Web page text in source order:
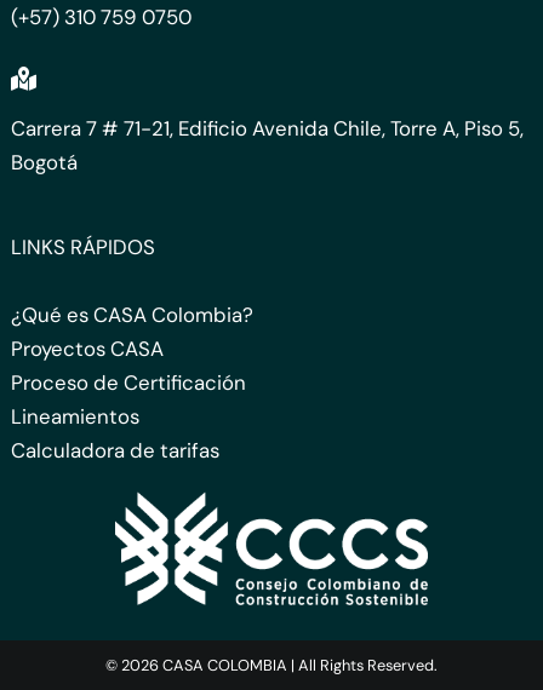
(+57) 310 759 0750
Carrera 7 # 71-21, Edificio Avenida Chile, Torre A, Piso 5,
Bogotá
LINKS RÁPIDOS
¿Qué es CASA Colombia?
Proyectos CASA
Proceso de Certificación
Lineamientos
Calculadora de tarifas
© 2026 CASA COLOMBIA | All Rights Reserved.